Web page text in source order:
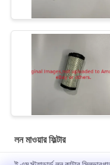
লন মাওয়ার ফিল্টার